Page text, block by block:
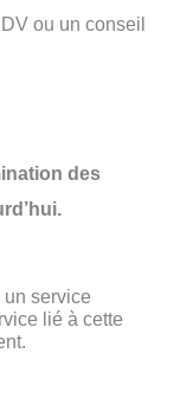
ou un conseil
des
service
lié à cette